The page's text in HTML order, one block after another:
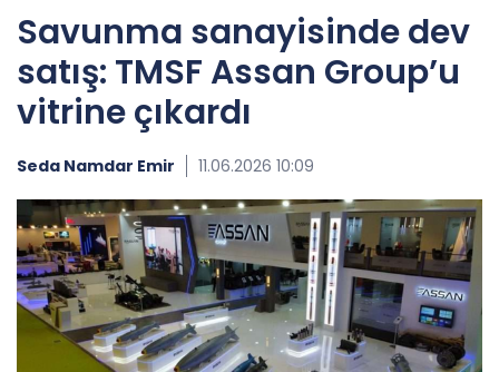
Savunma sanayisinde dev
satış: TMSF Assan Group’u
vitrine çıkardı
Seda Namdar Emir 11.06.2026 10:09